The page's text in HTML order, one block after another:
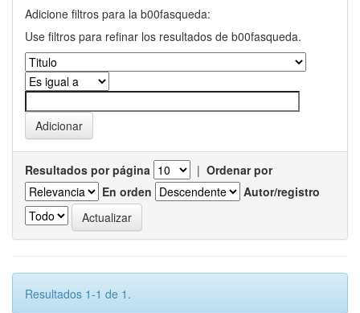
Adicione filtros para la b00fasqueda:
Use filtros para refinar los resultados de b00fasqueda.
Resultados por página | Ordenar por
En orden
Autor/registro
Resultados 1-1 de 1.